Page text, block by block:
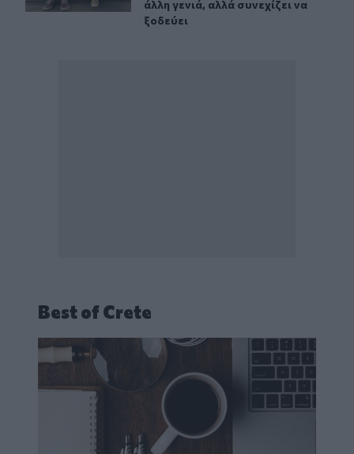
άλλη γενιά, αλλά συνεχίζει να
ξοδεύει
Best of Crete